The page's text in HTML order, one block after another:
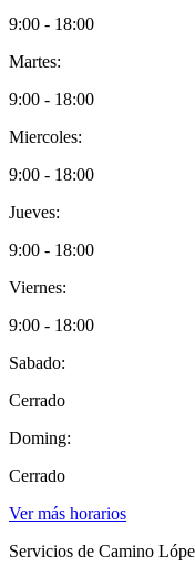
9:00 - 18:00
Martes:
9:00 - 18:00
Miercoles:
9:00 - 18:00
Jueves:
9:00 - 18:00
Viernes:
9:00 - 18:00
Sabado:
Cerrado
Doming:
Cerrado
Ver más horarios
Servicios de Camino